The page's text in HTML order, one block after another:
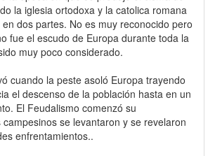
la iglesia ortodoxa y la catolica romana
dos partes. No es muy reconocido pero
fue el escudo de Europa durante toda la
muy poco considerado.
cuando la peste asoló Europa trayendo
el descenso de la población hasta en un
El Feudalismo comenzó su
se levantaron y se revelaron
enfrentamientos..